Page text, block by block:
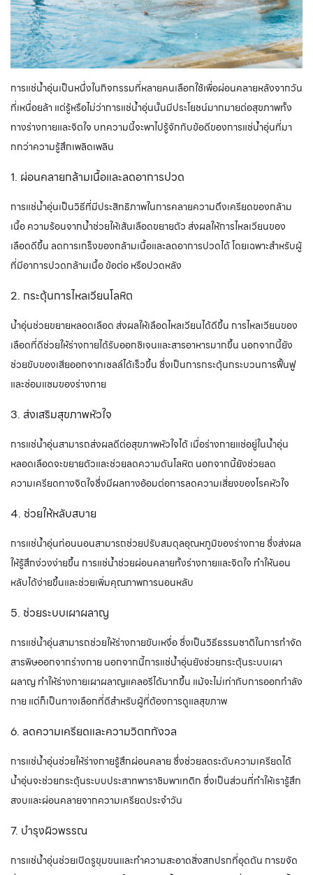
Heat Pump เครื่องทำน้ำอุ่นสระว่ายน้ำ จากแบรนด์
Waterco
3.ระบบน้ำอุ่น (อุณหภูมิมากกว่า 40 องศา)
Electroheat hot water system High Temp เครื่องทำ
เครื่องทำน้ำอุ่นสระว่ายน้ำ จากแบรนด์ Waterco
4.ระบบน้ำอุ่น และน้ำเย็น
น้ำ
การแช่น้ำอุ่นเป็นหนึ่งในกิจกรรมที่หลายคนเลือกใช้เพื่อผ่อนคลายหลังจากวัน
ที่เหนื่อยล้า แต่รู้หรือไม่ว่าการแช่น้ำอุ่นนั้นมีประโยชน์มากมายต่อสุขภาพทั้ง
ทางร่างกายและจิตใจ บทความนี้จะพาไปรู้จักกับข้อดีของการแช่น้ำอุ่นที่มา
กกว่าความรู้สึกเพลิดเพลิน
1. ผ่อนคลายกล้ามเนื้อและลดอาการปวด
การแช่น้ำอุ่นเป็นวิธีที่มีประสิทธิภาพในการคลายความตึงเครียดของกล้าม
เนื้อ ความร้อนจากน้ำช่วยให้เส้นเลือดขยายตัว ส่งผลให้การไหลเวียนของ
เลือดดีขึ้น ลดการเกร็งของกล้ามเนื้อและลดอาการปวดได้ โดยเฉพาะสำหรับผู้
ที่มีอาการปวดกล้ามเนื้อ ข้อต่อ หรือปวดหลัง
2. กระตุ้นการไหลเวียนโลหิต
น้ำอุ่นช่วยขยายหลอดเลือด ส่งผลให้เลือดไหลเวียนได้ดีขึ้น การไหลเวียนของ
เลือดที่ดีช่วยให้ร่างกายได้รับออกซิเจนและสารอาหารมากขึ้น นอกจากนี้ยัง
ช่วยขับของเสียออกจากเซลล์ได้เร็วขึ้น ซึ่งเป็นการกระตุ้นกระบวนการฟื้นฟู
และซ่อมแซมของร่างกาย
3. ส่งเสริมสุขภาพหัวใจ
การแช่น้ำอุ่นสามารถส่งผลดีต่อสุขภาพหัวใจได้ เมื่อร่างกายแช่อยู่ในน้ำอุ่น
หลอดเลือดจะขยายตัวและช่วยลดความดันโลหิต นอกจากนี้ยังช่วยลด
ความเครียดทางจิตใจซึ่งมีผลทางอ้อมต่อการลดความเสี่ยงของโรคหัวใจ
4. ช่วยให้หลับสบาย
การแช่น้ำอุ่นก่อนนอนสามารถช่วยปรับสมดุลอุณหภูมิของร่างกาย ซึ่งส่งผล
ให้รู้สึกง่วงง่ายขึ้น การแช่น้ำช่วยผ่อนคลายทั้งร่างกายและจิตใจ ทำให้นอน
หลับได้ง่ายขึ้นและช่วยเพิ่มคุณภาพการนอนหลับ
5. ช่วยระบบเผาผลาญ
การแช่น้ำอุ่นสามารถช่วยให้ร่างกายขับเหงื่อ ซึ่งเป็นวิธีธรรมชาติในการกำจัด
สารพิษออกจากร่างกาย นอกจากนี้การแช่น้ำอุ่นยังช่วยกระตุ้นระบบเผา
ผลาญ ทำให้ร่างกายเผาผลาญแคลอรีได้มากขึ้น แม้จะไม่เท่ากับการออกกำลัง
กาย แต่ก็เป็นทางเลือกที่ดีสำหรับผู้ที่ต้องการดูแลสุขภาพ
6. ลดความเครียดและความวิตกกังวล
การแช่น้ำอุ่นช่วยให้ร่างกายรู้สึกผ่อนคลาย ซึ่งช่วยลดระดับความเครียดได้
น้ำอุ่นจะช่วยกระตุ้นระบบประสาทพาราซิมพาเทติก ซึ่งเป็นส่วนที่ทำให้เรารู้สึก
สงบและผ่อนคลายจากความเครียดประจำวัน
7. บำรุงผิวพรรณ
การแช่น้ำอุ่นช่วยเปิดรูขุมขนและทำความสะอาดสิ่งสกปรกที่อุดตัน การขจัด